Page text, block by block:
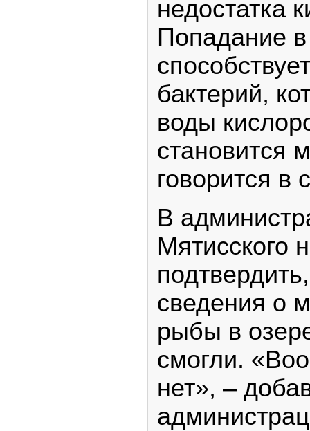
недостатка
Попадание
бактерий,
воды
становится
говорится в
В
Мятисского
сведения о
рыбы в
смогли.
нет», –